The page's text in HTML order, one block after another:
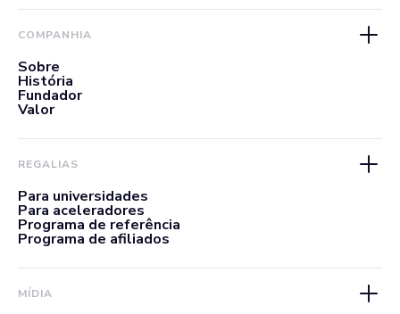
COMPANHIA
Sobre
História
Fundador
Valor
REGALIAS
Para universidades
Para aceleradores
Programa de referência
Programa de afiliados
MÍDIA